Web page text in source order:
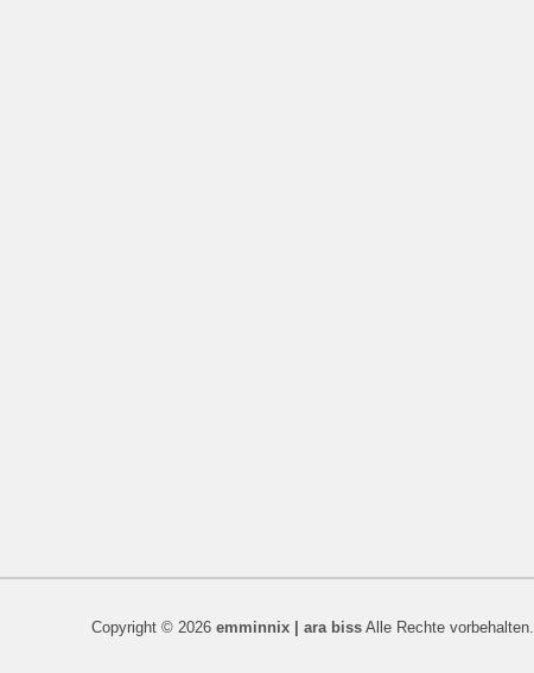
Copyright © 2026 emminnix | ara biss Alle Rechte vorbehalten.